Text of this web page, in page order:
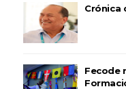
Crónica
Fecode